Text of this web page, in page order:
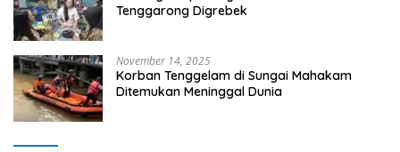
Tenggarong Digrebek
November 14, 2025
Korban Tenggelam di Sungai Mahakam
Ditemukan Meninggal Dunia